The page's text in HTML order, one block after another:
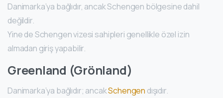
Danimarka’ya bağlıdır, ancak Schengen bölgesine dahil
değildir.
Yine de Schengen vizesi sahipleri genellikle özel izin
almadan giriş yapabilir.
Greenland (Grönland)
Danimarka’ya bağlıdır; ancakSchengen dışıdır.